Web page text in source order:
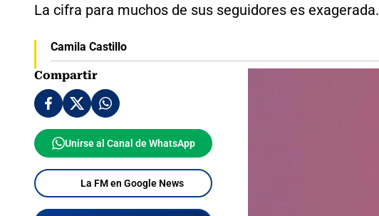
La cifra para muchos de sus seguidores es exagerada.
Camila Castillo
Compartir
Unirse al Canal de WhatsApp
La FM en Google News